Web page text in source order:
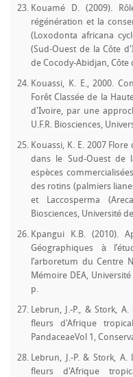
Kouamé D. (2009).
régénération et la
(Loxodonta africana
(Sud-Ouest de la Côte
de Cocody-Abidjan, Côte
Kouassi, K. E., 2000.
Forêt Classée de la
d'Ivoire, par une
U.F.R. Biosciences,
Kouassi, K. E. 2007
dans le Sud-Ouest de
espèces
des rotins (palmiers
et Laccosperma
Biosciences, Université
Kpangui K.B. (2010).
Géographiques à
l’arboretum du Centre
Mémoire DEA,
p.
Lebrun, J.-P., & Stork,
fleurs d'Afrique
PandaceaeVol 1,
Lebrun, J.-P. & Stork,
fleurs d'Afrique